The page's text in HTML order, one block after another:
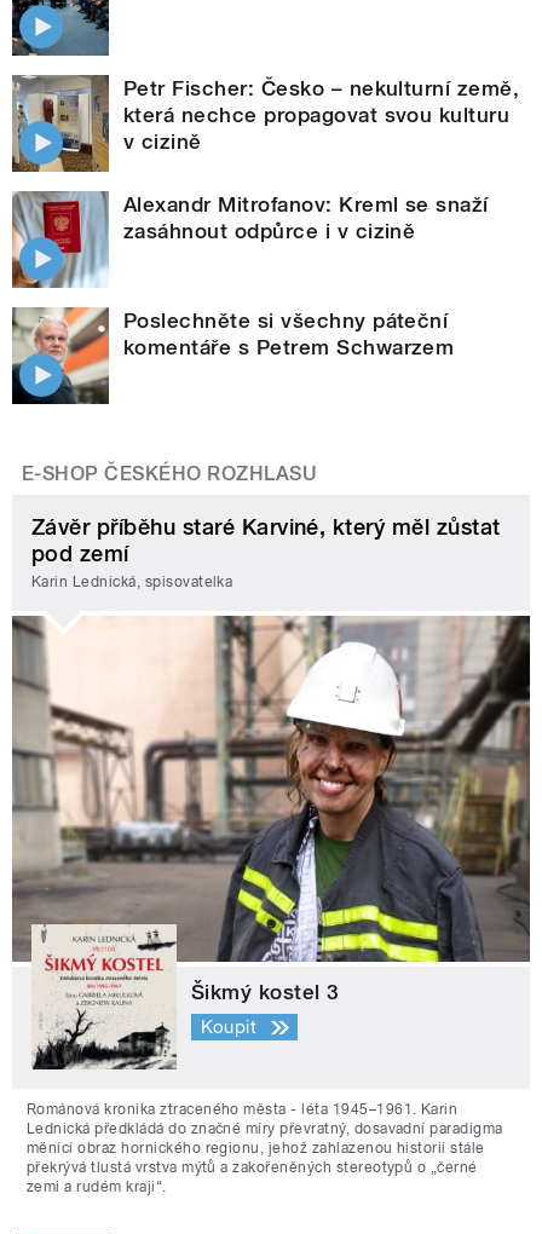
Petr Fischer: Česko – nekulturní země,
která nechce propagovat svou kulturu
v cizině
Alexandr Mitrofanov: Kreml se snaží
zasáhnout odpůrce i v cizině
Poslechněte si všechny páteční
komentáře s Petrem Schwarzem
E-SHOP ČESKÉHO ROZHLASU
Závěr příběhu staré Karviné, který měl zůstat
pod zemí
Karin Lednická, spisovatelka
Šikmý kostel 3
Koupit
Románová kronika ztraceného města - léta 1945–1961. Karin
Lednická předkládá do značné míry převratný, dosavadní paradigma
měnící obraz hornického regionu, jehož zahlazenou historii stále
překrývá tlustá vrstva mýtů a zakořeněných stereotypů o „černé
zemi a rudém kraji“.